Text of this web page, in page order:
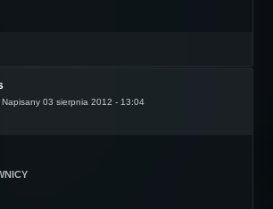
Napisany 03 sierpnia 2012 - 13:04